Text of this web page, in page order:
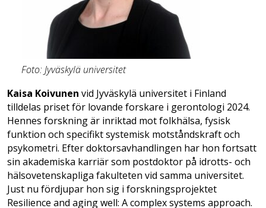
Foto: Jyväskylä universitet
Kaisa Koivunen vid Jyväskylä universitet i Finland
tilldelas priset för lovande forskare i gerontologi 2024.
Hennes forskning är inriktad mot folkhälsa, fysisk
funktion och specifikt systemisk motståndskraft och
psykometri. Efter doktorsavhandlingen har hon fortsatt
sin akademiska karriär som postdoktor på idrotts- och
hälsovetenskapliga fakulteten vid samma universitet.
Just nu fördjupar hon sig i forskningsprojektet
Resilience and aging well: A complex systems approach.